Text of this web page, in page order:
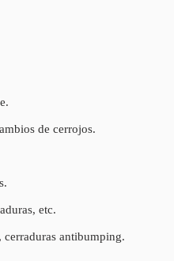
de cerrojos.
etc.
cerraduras antibumping.